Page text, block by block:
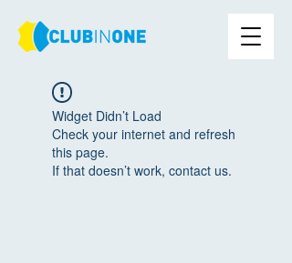
Widget Didn’t Load
Check your internet and refresh
this page.
If that doesn’t work, contact us.